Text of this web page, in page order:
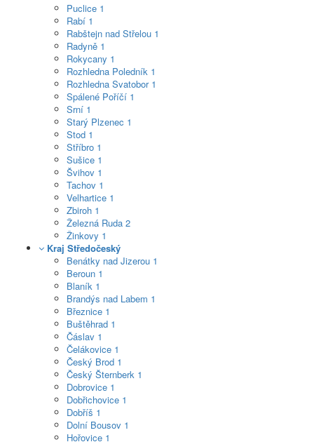
Puclice 1
Rabí 1
Rabštejn nad Střelou 1
Radyně 1
Rokycany 1
Rozhledna Poledník 1
Rozhledna Svatobor 1
Spálené Poříčí 1
Srní 1
Starý Plzenec 1
Stod 1
Stříbro 1
Sušice 1
Švihov 1
Tachov 1
Velhartice 1
Zbiroh 1
Železná Ruda 2
Žinkovy 1
Kraj Středočeský
Benátky nad Jizerou 1
Beroun 1
Blaník 1
Brandýs nad Labem 1
Březnice 1
Buštěhrad 1
Čáslav 1
Čelákovice 1
Český Brod 1
Český Šternberk 1
Dobrovice 1
Dobřichovice 1
Dobříš 1
Dolní Bousov 1
Hořovice 1